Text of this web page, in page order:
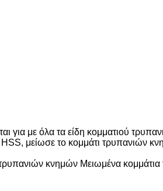
για με όλα τα είδη κομματιού
μείωσε το κομμάτι τρυπανιών
κνημών Μειωμένα κομμάτια